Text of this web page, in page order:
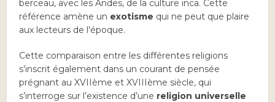
berceau, avec les Andes, de la culture inca. Cette
référence amène un exotisme qui ne peut que plaire
aux lecteurs de l’époque.
Cette comparaison entre les différentes religions
s’inscrit également dans un courant de pensée
prégnant au XVIIème et XVIIIème siècle, qui
s’interroge sur l’existence d’une religion universelle